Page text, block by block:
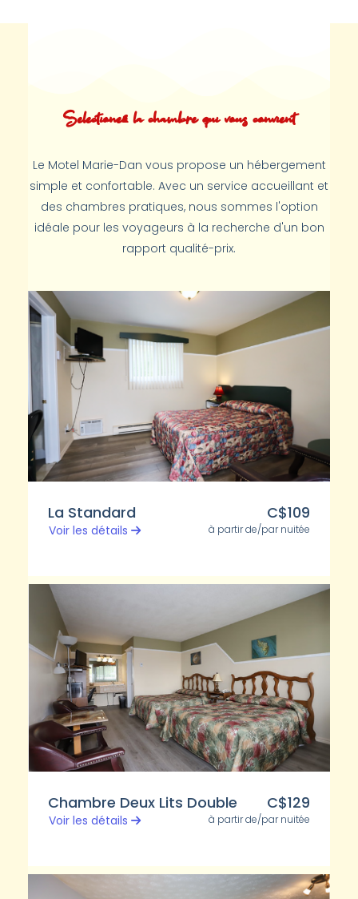
Selectionez la chambre qui vous convient
Le Motel Marie-Dan vous propose un hébergement
simple et confortable. Avec un service accueillant et
des chambres pratiques, nous sommes l'option
idéale pour les voyageurs à la recherche d'un bon
rapport qualité-prix.
La Standard C$109
Voir les détails à partir de/par nuitée
Chambre Deux Lits Double C$129
Voir les détails à partir de/par nuitée